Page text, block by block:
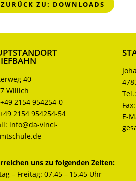
ZURÜCK ZU: DOWNLOADS
40
Willich
+49 2154 954254-0
+49 2154 954254-54
info@da-vinci-
E-
uns zu folgenden Zeiten:
– Freitag: 07.45 – 15.45 Uhr